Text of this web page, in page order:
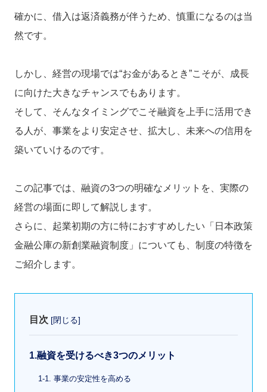
確かに、借入は返済義務が伴うため、慎重になるのは当
然です。
しかし、経営の現場では“お金があるとき”こそが、成長
に向けた大きなチャンスでもあります。
そして、そんなタイミングでこそ融資を上手に活用でき
る人が、事業をより安定させ、拡大し、未来への信用を
築いていけるのです。
この記事では、融資の3つの明確なメリットを、実際の
経営の場面に即して解説します。
さらに、起業初期の方に特におすすめしたい「日本政策
金融公庫の新創業融資制度」についても、制度の特徴を
ご紹介します。
目次 [閉じる]
1.融資を受けるべき3つのメリット
1-1. 事業の安定性を高める